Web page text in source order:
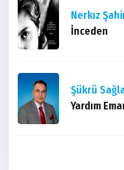
Nerkız
İnceden
Şükrü
Yardım